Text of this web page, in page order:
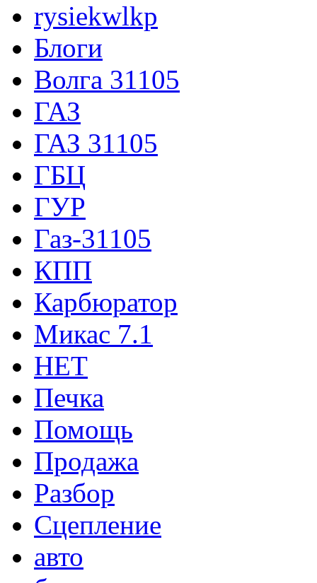
rysiekwlkp
Блоги
Волга 31105
ГАЗ
ГАЗ 31105
ГБЦ
ГУР
Газ-31105
КПП
Карбюратор
Микас 7.1
НЕТ
Печка
Помощь
Продажа
Разбор
Сцепление
авто